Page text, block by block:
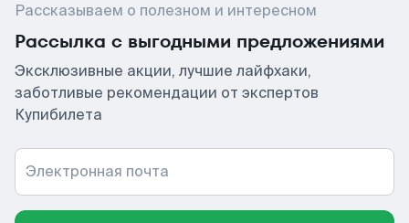
Рассказываем о полезном и интересном
Рассылка с выгодными предложениями
Эксклюзивные акции, лучшие лайфхаки,
заботливые рекомендации от экспертов
Купибилета
Электронная почта